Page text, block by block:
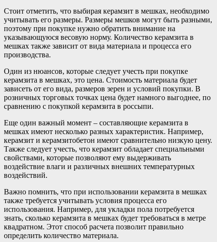
Стоит отметить, что выбирая керамзит в мешках, необходимо
учитывать его размеры. Размеры мешков могут быть разными,
поэтому при покупке нужно обратить внимание на
указывающуюся весовую норму. Количество керамзита в
мешках также зависит от вида материала и процесса его
производства.
Один из нюансов, которые следует учесть при покупке
керамзита в мешках, это цена. Стоимость материала будет
зависеть от его вида, размеров зерен и условий покупки. В
розничных торговых точках цена будет намного выгоднее, по
сравнению с покупкой керамзита в россыпи.
Еще один важный момент – составляющие керамзита в
мешках имеют несколько разных характеристик. Например,
керамзит и керамзитобетон имеют сравнительно низкую цену.
Также следует учесть, что керамзит обладает специальными
свойствами, которые позволяют ему выдерживать
воздействие влаги и различных внешних температурных
воздействий.
Важно помнить, что при использовании керамзита в мешках
также требуется учитывать условия процесса его
использования. Например, для укладки пола потребуется
знать, сколько керамзита в мешках будет требоваться в метре
квадратном. Этот способ расчета позволит правильно
определить количество материала.